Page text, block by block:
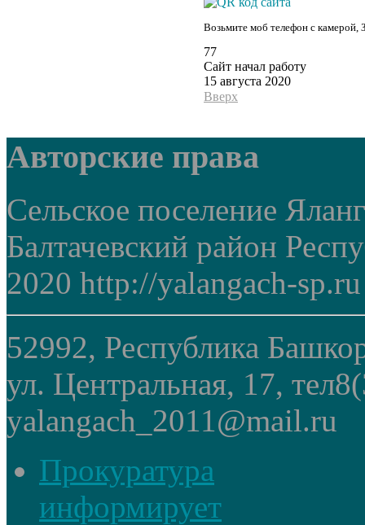
Возьмите моб телефон с камерой,
77
Сайт начал работу
15 августа 2020
Вверх
Авторские права
Сельское поселение
Балтачевский район
2020 http://yalangach-sp.ru
52992, Республика
ул. Центральная, 17,
yalangach_2011@mail.ru
Прокуратура
информирует